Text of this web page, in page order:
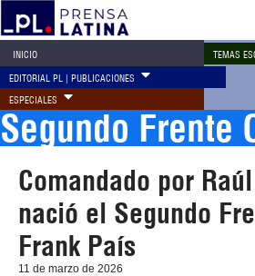
INICIO TEMAS
EDITORIAL PL | PUBLICACIONES
ESPECIALES
Segundo Frente
Comandado por
nació el Segundo
Frank País
11 de marzo de 2026